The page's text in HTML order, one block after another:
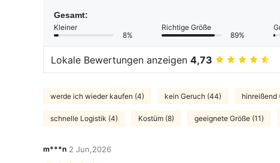
Gesamt:
Kleiner
8%
Richtige Größe
89%
Lokale Bewertungen anzeigen 4,73
werde ich wieder kaufen (4) kein Geruch (44) hinreißend
schnelle Logistik (4) Kostüm (8) geeignete Größe (11)
m***n 2 Jun,2026